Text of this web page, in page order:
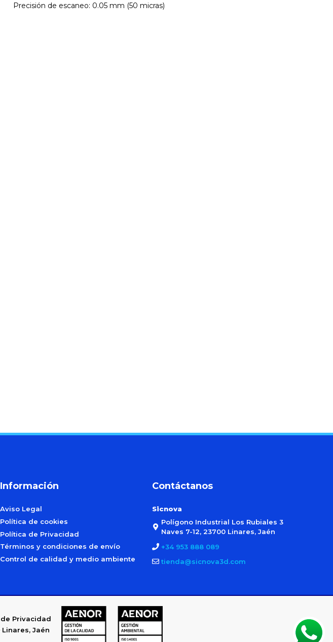
Precisión de escaneo: 0.05 mm (50 micras)
Información
Aviso Legal
Política de cookies
Política de Privacidad
Términos y condiciones de envío
Control de calidad y medio ambiente
Contáctanos
Sicnova
Polígono Industrial Los Rubiales 3
Naves 7-12, 23700 Linares, Jaén
+34 953 888 089
tienda@sicnova3d.com
Privacidad
Jaén